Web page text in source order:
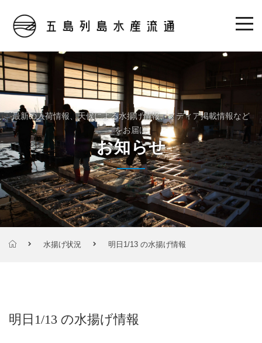
最新の入荷情報、天候による水揚げ情報、メディア掲載情報など
をお届け
お知らせ
水揚げ状況 明日1/13 の水揚げ情報
明日1/13 の水揚げ情報